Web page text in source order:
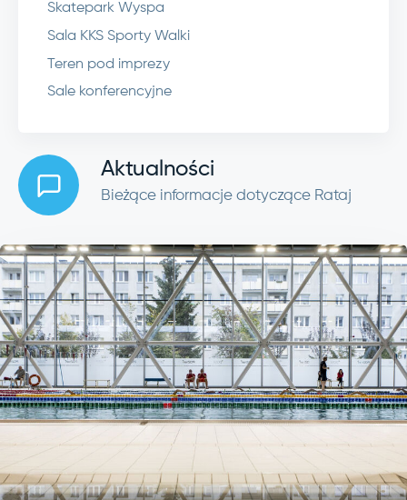
Skatepark Wyspa
Sala KKS Sporty Walki
Teren pod imprezy
Sale konferencyjne
Aktualności
Bieżące informacje dotyczące Rataj